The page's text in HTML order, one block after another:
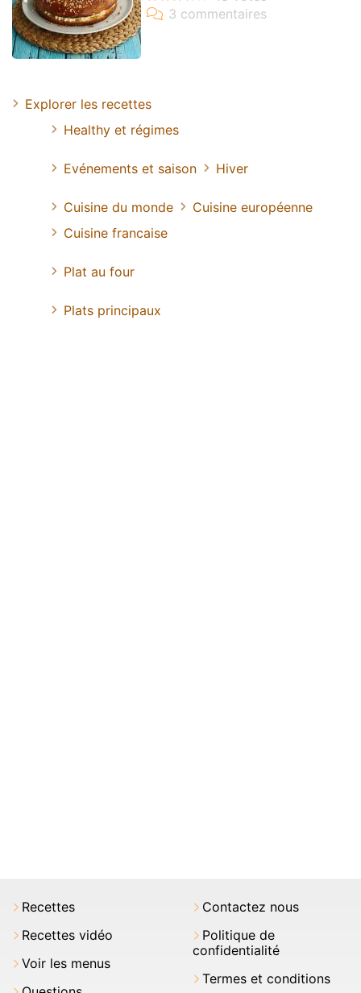
Explorer les recettes
Healthy et régimes
Evénements et saison Hiver
Cuisine du monde
Cuisine européenne
Cuisine francaise
Plat au four
Plats principaux
Recettes
Recettes vidéo
Voir les menus
Contactez nous
Politique de
confidentialité
Termes et conditions